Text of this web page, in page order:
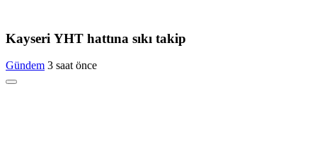
Kayseri YHT hattına sıkı takip
Gündem 3 saat önce